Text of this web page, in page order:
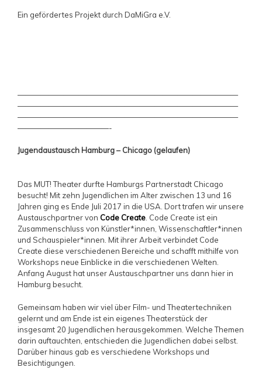
Ein gefördertes Projekt durch DaMiGra e.V.
—————————————————————————————
—————————————————————————————
—————————————————————————————
————————————-
Jugendaustausch Hamburg – Chicago (gelaufen)
Das MUT! Theater durfte Hamburgs Partnerstadt Chicago
besucht! Mit zehn Jugendlichen im Alter zwischen 13 und 16
Jahren ging es Ende Juli 2017 in die USA. Dort trafen wir unsere
Austauschpartner von Code Create. Code Create ist ein
Zusammenschluss von Künstler*innen, Wissenschaftler*innen
und Schauspieler*innen. Mit ihrer Arbeit verbindet Code
Create diese verschiedenen Bereiche und schafft mithilfe von
Workshops neue Einblicke in die verschiedenen Welten.
Anfang August hat unser Austauschpartner uns dann hier in
Hamburg besucht.
Gemeinsam haben wir viel über Film- und Theatertechniken
gelernt und am Ende ist ein eigenes Theaterstück der
insgesamt 20 Jugendlichen herausgekommen. Welche Themen
darin auftauchten, entschieden die Jugendlichen dabei selbst.
Darüber hinaus gab es verschiedene Workshops und
Besichtigungen.